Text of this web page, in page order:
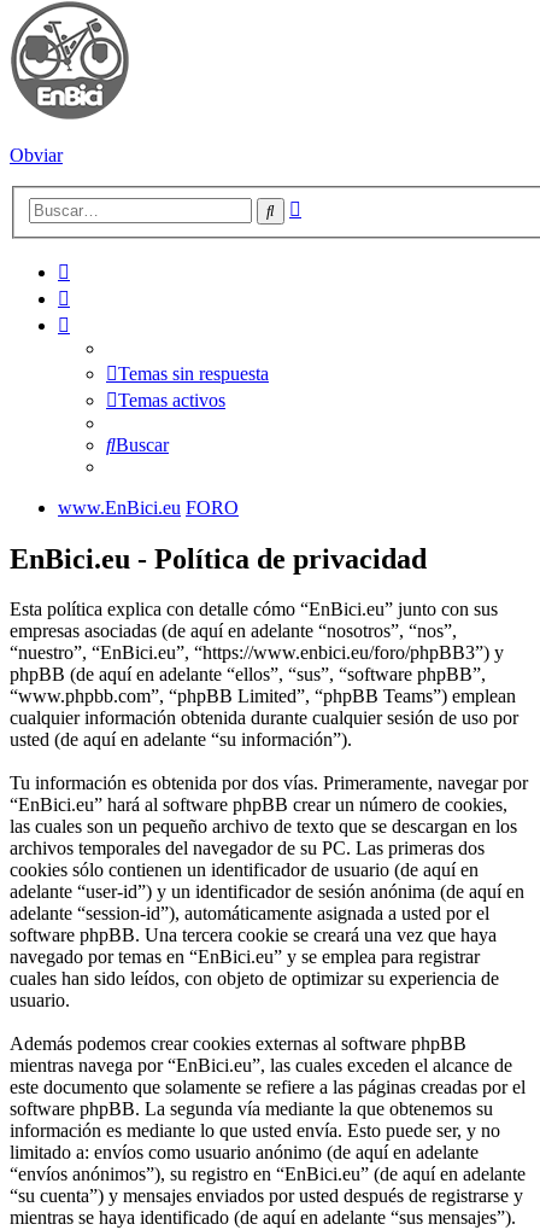
Obviar
Buscar
Temas sin respuesta
Temas activos
Buscar
www.EnBici.eu FORO
EnBici.eu - Política de privacidad
Esta política explica con detalle cómo “EnBici.eu” junto con sus
empresas asociadas (de aquí en adelante “nosotros”, “nos”,
“nuestro”, “EnBici.eu”, “https://www.enbici.eu/foro/phpBB3”) y
phpBB (de aquí en adelante “ellos”, “sus”, “software phpBB”,
“www.phpbb.com”, “phpBB Limited”, “phpBB Teams”) emplean
cualquier información obtenida durante cualquier sesión de uso por
usted (de aquí en adelante “su información”).
Tu información es obtenida por dos vías. Primeramente, navegar por
“EnBici.eu” hará al software phpBB crear un número de cookies,
las cuales son un pequeño archivo de texto que se descargan en los
archivos temporales del navegador de su PC. Las primeras dos
cookies sólo contienen un identificador de usuario (de aquí en
adelante “user-id”) y un identificador de sesión anónima (de aquí en
adelante “session-id”), automáticamente asignada a usted por el
software phpBB. Una tercera cookie se creará una vez que haya
navegado por temas en “EnBici.eu” y se emplea para registrar
cuales han sido leídos, con objeto de optimizar su experiencia de
usuario.
Además podemos crear cookies externas al software phpBB
mientras navega por “EnBici.eu”, las cuales exceden el alcance de
este documento que solamente se refiere a las páginas creadas por el
software phpBB. La segunda vía mediante la que obtenemos su
información es mediante lo que usted envía. Esto puede ser, y no
limitado a: envíos como usuario anónimo (de aquí en adelante
“envíos anónimos”), su registro en “EnBici.eu” (de aquí en adelante
“su cuenta”) y mensajes enviados por usted después de registrarse y
mientras se haya identificado (de aquí en adelante “sus mensajes”).